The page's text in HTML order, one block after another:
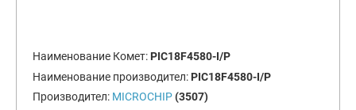
Наименование Комет: PIC18F4580-I/P
Наименование производител: PIC18F4580-I/P
Производител: MICROCHIP (3507)